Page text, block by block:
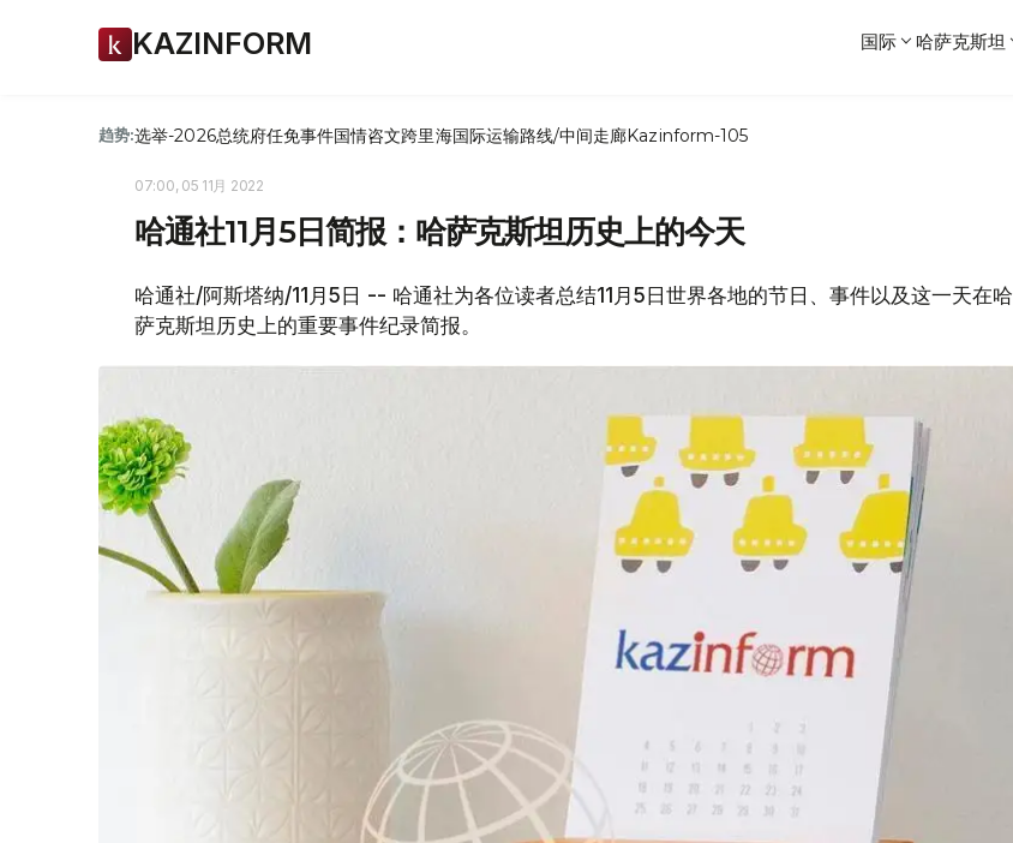
KAZINFORM 国际 哈萨克斯坦
趋势:选举-2026总统府任免事件国情咨文跨里海国际运输路线/中间走廊Kazinform-105
07:00, 05 11月 2022
哈通社11月5日简报：哈萨克斯坦历史上的今天
哈通社/阿斯塔纳/11月5日 -- 哈通社为各位读者总结11月5日世界各地的节日、事件以及这一天在哈
萨克斯坦历史上的重要事件纪录简报。